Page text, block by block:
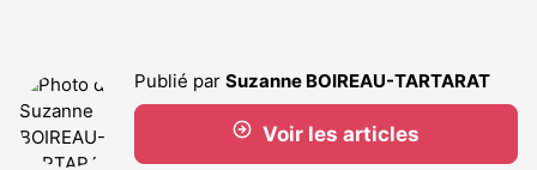
Publié par Suzanne BOIREAU-TARTARAT
Voir les articles